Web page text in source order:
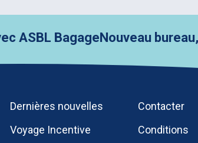
BagageNouveau bureau,
Dernières nouvelles
Voyage Incentive
Contacter
Conditions